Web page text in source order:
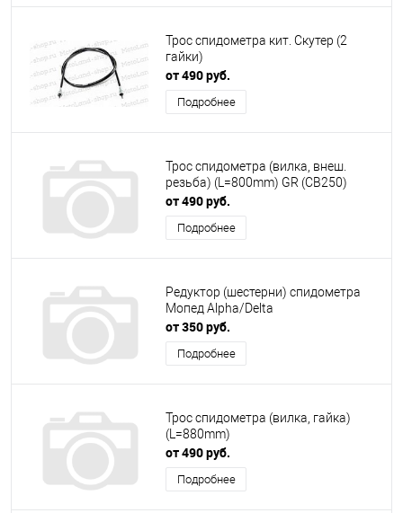
Трос спидометра кит. Скутер (2
гайки)
от 490 руб.
Подробнее
Трос спидометра (вилка, внеш.
резьба) (L=800mm) GR (CB250)
от 490 руб.
Подробнее
Редуктор (шестерни) спидометра
Мопед Alpha/Delta
от 350 руб.
Подробнее
Трос спидометра (вилка, гайка)
(L=880mm)
от 490 руб.
Подробнее